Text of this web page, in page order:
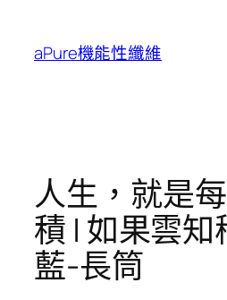
aPure機能性纖維
人生，就是
積 | 如果雲
藍-長筒